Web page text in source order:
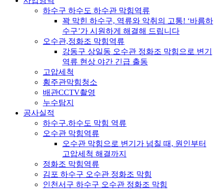
하수구 하수도 하수관 막힘역류
꽉 막힌 하수구, 역류와 악취의 고통! ‘바름하
수구’가 시원하게 해결해 드립니다
오수관,정화조 막힘역류
강동구 상일동 오수관 정화조 막힘으로 변기
역류 현상 야간 긴급 출동
고압세척
횡주관막힘청소
배관CCTV촬영
누수탐지
공사실적
하수구.하수도 막힘 역류
오수관 막힘역류
오수관 막힘으로 변기가 넘칠 때, 원인부터
고압세척 해결까지
정화조 막힘역류
김포 하수구 오수관 정화조 막힘
인천서구 하수구 오수관 정화조 막힘